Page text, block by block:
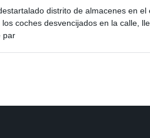
distrito de almacenes en el
coches desvencijados en la calle,
par